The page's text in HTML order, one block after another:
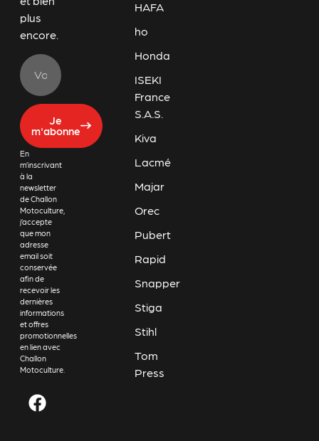
plus
encore.
Je
m'abonne
En
m’inscrivant
à la
newsletter
de Challon
Motoculture,
j’accepte
que mon
adresse
email soit
conservée
afin de
recevoir les
dernières
informations
et offres
promotionnelles
en lien avec
Challon
Motoculture.
HAFA
ho
Honda
ISEKI
France
S.A.S.
Kiva
Lacmé
Majar
Orec
Pubert
Rapid
Snapper
Stiga
Stihl
Tom
Press